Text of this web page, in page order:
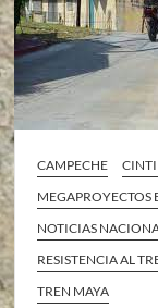
CAMPECHE
MEGAPROYECTOS
NOTICIAS
RESISTENCIA AL
TREN MAYA